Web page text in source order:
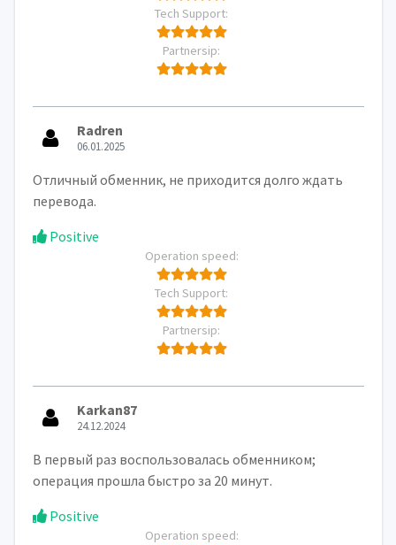
Tech Support:
Partnersip:
Radren
06.01.2025
Отличный обменник, не приходится долго ждать
перевода.
Positive
Operation speed:
Tech Support:
Partnersip:
Karkan87
24.12.2024
В первый раз воспользовалась обменником;
операция прошла быстро за 20 минут.
Positive
Operation speed: